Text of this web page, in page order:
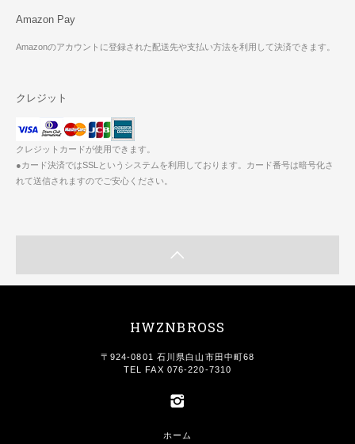
Amazon Pay
Amazonのアカウントに登録された配送先や支払い方法を利用して決済できます。
クレジット
クレジットカードが使用できます。
●カード決済ではSSLというシステムを利用しております。カード番号は暗号化さ
れて送信されますのでご安心ください。
HWZNBROSS
〒924-0801 石川県白山市田中町68
TEL FAX 076-220-7310
ホーム